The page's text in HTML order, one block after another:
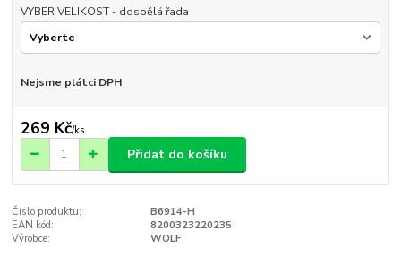
VYBER VELIKOST - dospělá řada
Nejsme plátci DPH
269 Kč/ks
Přidat do košíku
Číslo produktu:
B6914-H
EAN kód:
8200323220235
Výrobce:
WOLF